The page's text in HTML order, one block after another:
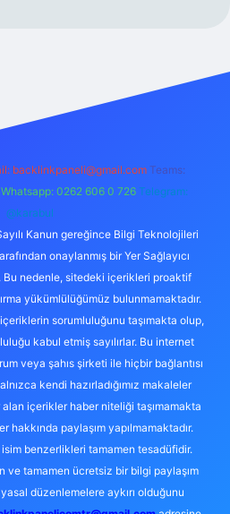
backlinkpaneli@gmail.com Teams:
Whatsapp: 0262 606 0 726 Telegram:
@karabul
Kanun gereğince Bilgi Teknolojileri
onaylanmış bir Yer Sağlayıcı
nedenle, sitedeki içerikleri proaktif
yükümlülüğümüz bulunmamaktadır.
sorumluluğunu taşımakta olup,
kabul etmiş sayılırlar. Bu internet
veya şahıs şirketi ile hiçbir bağlantısı
kendi hazırladığımız makaleler
alan içerikler haber niteliği taşımamakta
hakkında paylaşım yapılmamaktadır.
benzerlikleri tamamen tesadüfidir.
ve tamamen ücretsiz bir bilgi paylaşım
düzenlemelere aykırı olduğunu